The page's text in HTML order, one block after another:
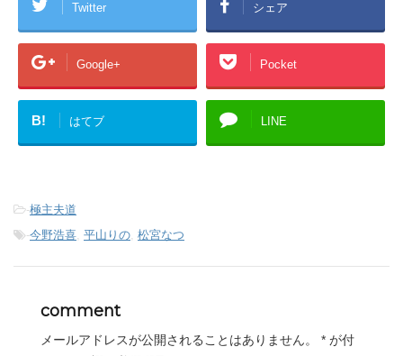
Twitter シェア
Google+ Pocket
B! はてブ LINE
-極主夫道
-今野浩喜 平山りの 松宮なつ
comment
メールアドレスが公開されることはありません。 * が付